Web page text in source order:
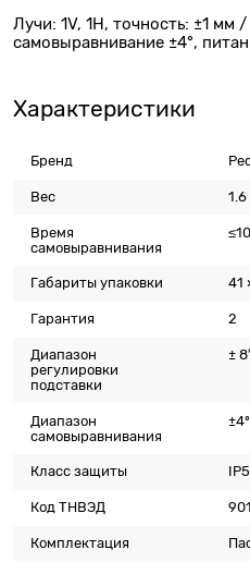
Лучи: 1V, 1H, точность: ±1 мм
самовыравнивание ±4°,
Характеристики
Бренд
Вес 1.6
Время
самовыравнивания
Габариты упаковки 41
Гарантия 2
Диапазон
регулировки
подставки
±
Диапазон
самовыравнивания
±4º
Класс защиты
Код ТНВЭД
Комплектация